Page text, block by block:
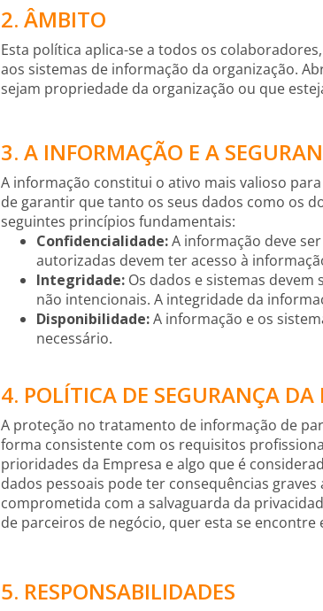
2. ÂMBITO
Esta política aplica-se a todos os
aos sistemas de informação da organização.
sejam propriedade da organização ou que
3. A INFORMAÇÃO E A
A informação constitui o ativo mais valioso
de garantir que tanto os seus dados como os
seguintes princípios fundamentais:
Confidencialidade:A informação deve
autorizadas devem ter acesso à
Integridade:Os dados e sistemas
não intencionais. A integridade da
Disponibilidade:A informação e os
necessário.
4. POLÍTICA DE SEGURANÇA
A proteção no tratamento de informação de
forma consistente com os requisitos
prioridades da Empresa e algo que é
dados pessoais pode ter consequências
comprometida com a salvaguarda da
de parceiros de negócio, quer esta se
5. RESPONSABILIDADES